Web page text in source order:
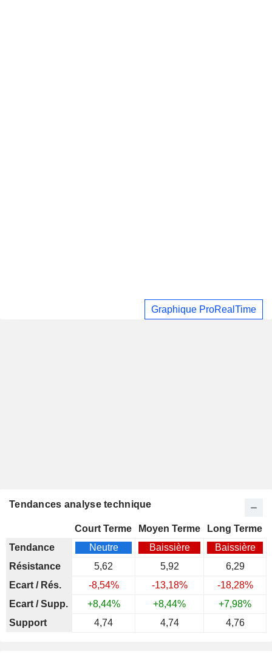
Graphique ProRealTime
Tendances analyse technique
Court Terme Moyen Terme
Long Terme
Tendance
Neutre Baissière
Baissière
Résistance
5,62 5,92
6,29
Ecart / Rés.
-8,54% -13,18%
-18,28%
Ecart / Supp.
+8,44% +8,44%
+7,98%
Support
4,74 4,74 4,76